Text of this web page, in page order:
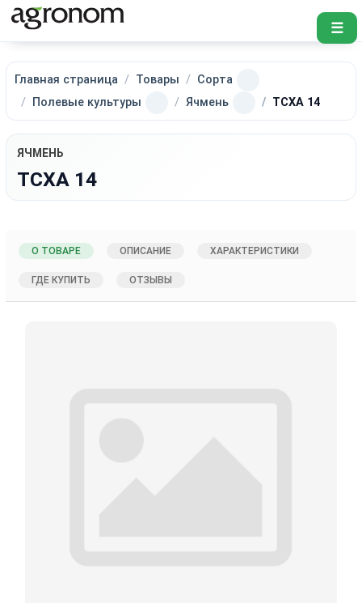
☰
Главная страница Товары
Сорта
Полевые культуры
Ячмень ТСХА 14
ЯЧМЕНЬ
ТСХА 14
О ТОВАРЕ ОПИСАНИЕ ХАРАКТЕРИСТИКИ
ГДЕ КУПИТЬ ОТЗЫВЫ